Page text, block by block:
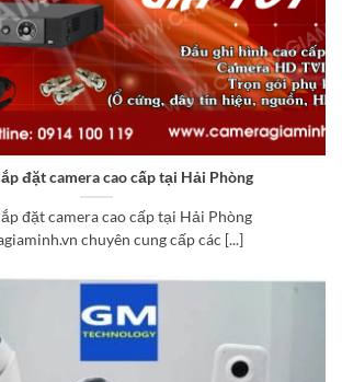
đặt camera cao cấp tại Hải Phòng
đặt camera cao cấp tại Hải Phòng
chuyên cung cấp các [...]